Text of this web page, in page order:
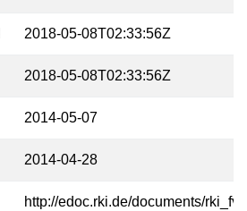
2018-05-08T02:33:56Z
2018-05-08T02:33:56Z
2014-05-07
2014-04-28
http://edoc.rki.de/documents/